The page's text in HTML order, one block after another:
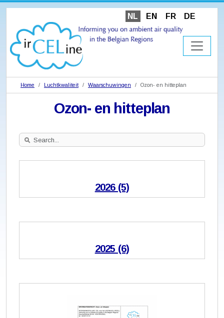
NL EN FR DE
Home Luchtkwaliteit Waarschuwingen Ozon- en hitteplan
Ozon- en hitteplan
Search
Site
2026 (5)
2025 (6)